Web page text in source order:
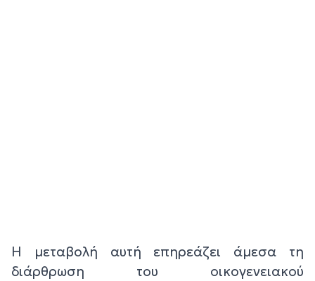
Η μεταβολή αυτή επηρεάζει άμεσα τη
διάρθρωση του οικογενειακού